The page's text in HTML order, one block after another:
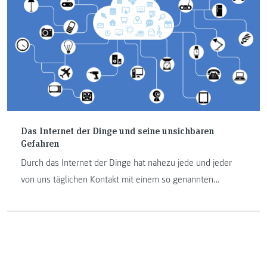
Das Internet der Dinge und seine unsichbaren
Gefahren
Durch das Internet der Dinge hat nahezu jede und jeder
von uns täglichen Kontakt mit einem so genannten